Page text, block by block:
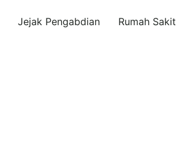
Jejak Pengabdian Rumah